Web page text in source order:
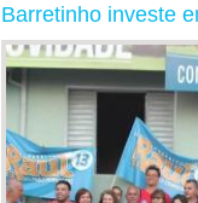
Barretinho investe